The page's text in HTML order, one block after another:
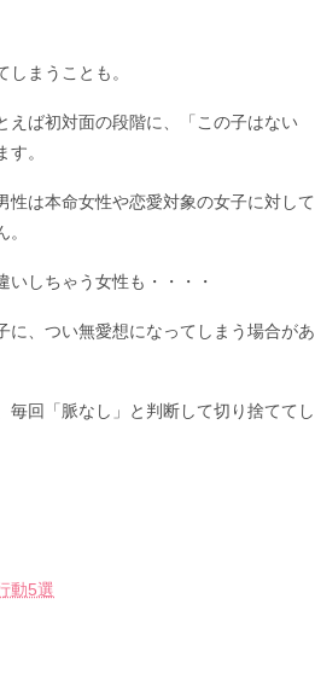
まうことも。
えば初対面の段階に、「この子はない
。
性は本命女性や恋愛対象の女子に対して
しちゃう女性も・・・・
に、つい無愛想になってしまう場合があ
毎回「脈なし」と判断して切り捨ててし
動5選